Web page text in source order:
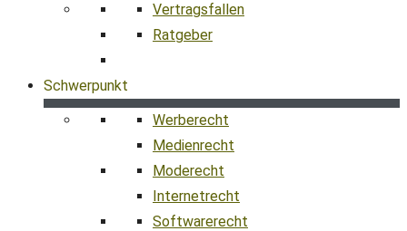
Vertragsfallen
Ratgeber
Schwerpunkt
Werberecht
Medienrecht
Moderecht
Internetrecht
Softwarerecht